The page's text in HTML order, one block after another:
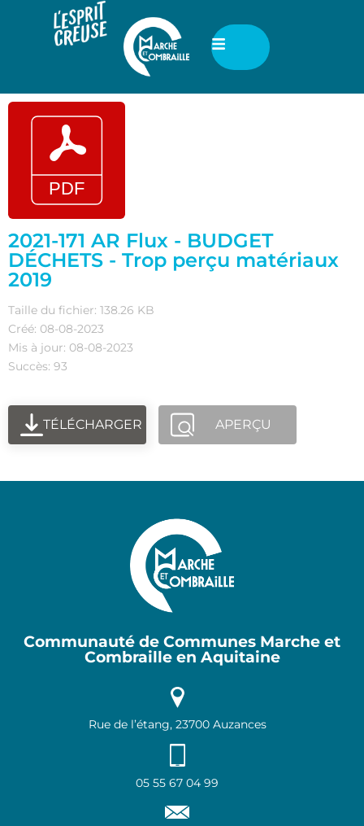
2021-171 AR Flux - BUDGET
DÉCHETS - Trop perçu matériaux
2019
Taille du fichier: 138.26 KB
Créé: 08-08-2023
Mis à jour: 08-08-2023
Succès: 93
TÉLÉCHARGER APERÇU
Communauté de Communes Marche et
Combraille en Aquitaine
Rue de l’étang, 23700 Auzances
05 55 67 04 99